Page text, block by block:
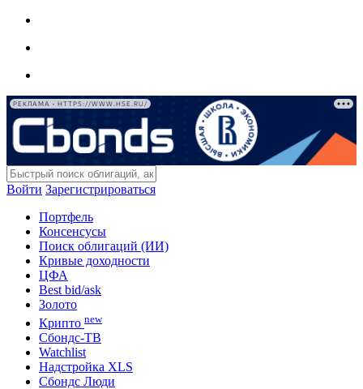
РЕКЛАМА • HTTPS://WWW.HSE.RU/
Войти Зарегистрироваться
Портфель
Консенсусы
Поиск облигаций (ИИ)
Кривые доходности
ЦФА
Best bid/ask
Золото
Крипто new
Сбондс-ТВ
Watchlist
Надстройка XLS
Сбондс Люди